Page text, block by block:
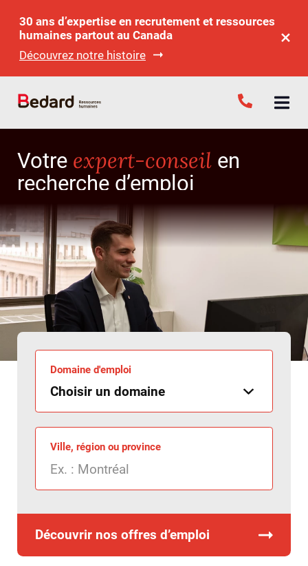
30 ans d’expertise en recrutement et ressources
humaines partout au Canada
Découvrez notre histoire
Votre expert-conseil en
recherche d’emploi
Domaine d'emploi
Ville, région ou province
Découvrir nos offres d’emploi